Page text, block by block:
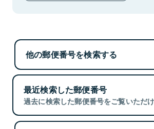
他の郵便番号を検索する
最近検索した郵便番号
過去に検索した郵便番号をご覧いただけ